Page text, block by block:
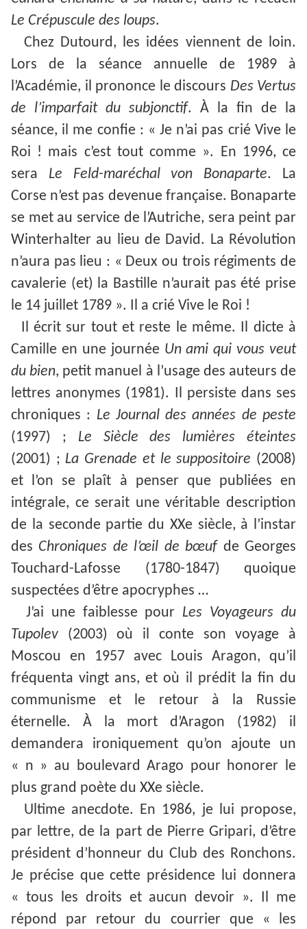
Le Crépuscule des loups.
Chez Dutourd, les idées viennent de loin.
Lors de la séance annuelle de 1989 à
l’Académie, il prononce le discours Des Vertus
de l’imparfait du subjonctif. À la fin de la
séance, il me confie : « Je n’ai pas crié Vive le
Roi ! mais c’est tout comme ». En 1996, ce
sera Le Feld-maréchal von Bonaparte. La
Corse n’est pas devenue française. Bonaparte
se met au service de l’Autriche, sera peint par
Winterhalter au lieu de David. La Révolution
n’aura pas lieu : « Deux ou trois régiments de
cavalerie (et) la Bastille n’aurait pas été prise
le 14 juillet 1789 ». Il a crié Vive le Roi !
Il écrit sur tout et reste le même. Il dicte à
Camille en une journée Un ami qui vous veut
du bien, petit manuel à l’usage des auteurs de
lettres anonymes (1981). Il persiste dans ses
chroniques : Le Journal des années de peste
(1997) ; Le Siècle des lumières éteintes
(2001) ; La Grenade et le suppositoire (2008)
et l’on se plaît à penser que publiées en
intégrale, ce serait une véritable description
de la seconde partie du XXe siècle, à l’instar
des Chroniques de l’œil de bœuf de Georges
Touchard-Lafosse (1780-1847) quoique
suspectées d’être apocryphes …
J’ai une faiblesse pour Les Voyageurs du
Tupolev (2003) où il conte son voyage à
Moscou en 1957 avec Louis Aragon, qu’il
fréquenta vingt ans, et où il prédit la fin du
communisme et le retour à la Russie
éternelle. À la mort d’Aragon (1982) il
demandera ironiquement qu’on ajoute un
« n » au boulevard Arago pour honorer le
plus grand poète du XXe siècle.
Ultime anecdote. En 1986, je lui propose,
par lettre, de la part de Pierre Gripari, d’être
président d’honneur du Club des Ronchons.
Je précise que cette présidence lui donnera
« tous les droits et aucun devoir ». Il me
répond par retour du courrier que « les